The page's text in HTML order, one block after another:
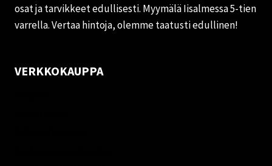
osat ja tarvikkeet edullisesti. Myymälä Iisalmessa 5-tien
varrella. Vertaa hintoja, olemme taatusti edullinen!
VERKKOKAUPPA